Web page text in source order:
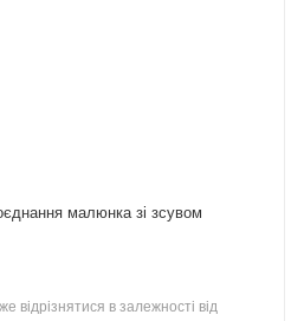
малюнка зі зсувом
відрізнятися в залежності від